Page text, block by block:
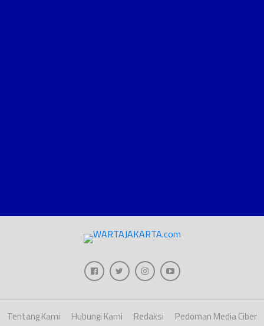
Tentang Kami Hubungi Kami Redaksi
Pedoman Media Ciber